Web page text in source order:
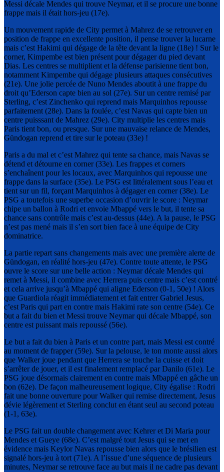
Messi décale Mendes qui trouve Neymar, et il se procure une bonne
frappe mais il était hors-jeu (17e).
Un mouvement rapide de City permet à Mahrez de se retrouver en
position de frappe en excellente position, il pense trouver la lucarne
mais c’est Hakimi qui dégage de la tête devant la ligne (18e) ! Sur le
corner, Kimpembe est bien présent pour dégager du pied devant
Dias. Les centres se multiplient et la défense parisienne tient bon,
notamment Kimpembe qui dégage plusieurs attaques consécutives
(21e). Une jolie percée de Nuno Mendes aboutit à une frappe du
droit qu’Ederson capte bien au sol (27e). Sur un centre remisé par
Sterling, c’est Zinchenko qui reprend mais Marquinhos repousse
parfaitement (28e). Dans la foulée, c’est Navas qui capte bien un
centre puisssant de Mahrez (29e). City multiplie les centres mais
Paris tient bon, ou presque. Sur une mauvaise relance de Mendes,
Gündogan reprend et tire sur le poteau (33e) !
Paris a du mal et c’est Mahrez qui tente sa chance, mais Navas se
détend et détourne en corner (33e). Les frappes et corners
s’enchaînent pour les locaux, avec Marquinhos qui repousse une
frappe dans la surface (35e). Le PSG est littéralement sous l’eau et
tient sur un fil, forçant Marquinhos à dégager en corner (38e). Le
PSG a toutefois une superbe occasion d’ouvrir le score : Neymar
chipe un ballon à Rodri et envoie Mbappé vers le but, il tente sa
chance sans contrôle mais c’est au-dessus (44e). A la pause, le PSG
n’est pas mené mais il s’en sort bien face à une équipe de City
dominatrice.
La partie repart sans changements mais avec une première alerte de
Gündogan, en réalité hors-jeu (47e). Contre toute attente, le PSG
ouvre le score sur une belle action : Neymar décale Mendes qui
remet à Messi, il combine avec Herrera puis centre mais c’est contré
et cela arrive jusqu’à Mbappé qui aligne Ederson (0-1, 50e) ! Alors
que Guardiola réagit immédiatement et fait entrer Gabriel Jesus,
c’est Paris qui part en contre mais Hakimi rate son centre (54e). Ce
but a fait du bien et Messi trouve Neymar qui décale Mbappé, son
centre est puissant mais repoussé (56e).
Le but a fait du bien à Paris et un contre part, mais Messi est contré
au moment de frapper (59e). Sur la pelouse, le ton monte aussi alors
que Walker joue pendant que Herrera se touche la cuisse et doit
s’arrêter de jouer, et il est finalement remplacé par Danilo (61e). Le
PSG joue désormais clairement en contre mais Mbappé en gâche un
bon (62e). De façon malheureusement logique, City égalise : Rodri
fait une bonne ouverture pour Walker qui remise directement, Jesus
dévie légèrement et Sterling conclut en étant seul au second poteau
(1-1, 63e).
Le PSG fait un double changement avec Kehrer et Di Maria pour
Mendes et Gueye (68e). C’est malgré tout Jesus qui se met en
évidence mais Keylor Navas repousse bien alors que le brésilien est
signalé hors-jeu à tort (71e). A l’issue d’une séquence de plusieurs
minutes, Neymar se retrouve face au but mais il ne cadre pas devant